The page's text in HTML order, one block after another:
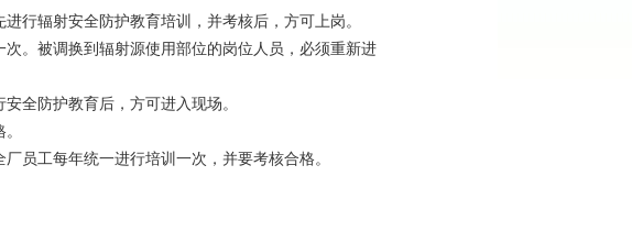
辐射安全防护教育培训，并考核后，方可上岗。
。被调换到辐射源使用部位的岗位人员，必须重新进
全防护教育后，方可进入现场。
工每年统一进行培训一次，并要考核合格。